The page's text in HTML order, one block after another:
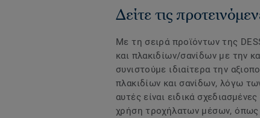
Δείτε τις
Με τη σειρά προϊόντων της
και πλακιδίων/σανίδων με την
συνιστούμε ιδιαίτερα την
πλακιδίων και σανίδων, λόγω
αυτές είναι ειδικά
χρήση τροχήλατων μέσων, όπως